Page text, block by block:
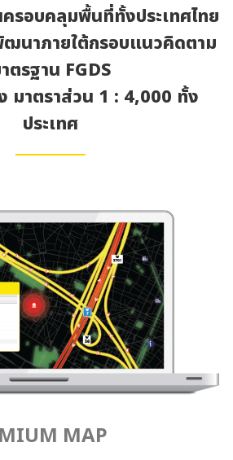
รอบคลุมพื้นที่ทั้งประเทศไทย
ฒนาภายใต้กรอบแนวคิดตาม
ตรฐาน FGDS
มาตราส่วน 1 : 4,000 ทั้ง
ประเทศ
MAP